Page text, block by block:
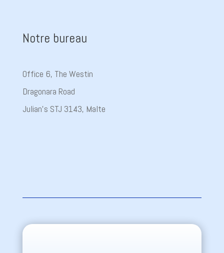
Notre bureau
Office 6, The Westin
Dragonara Road
Julian’s STJ 3143, Malte